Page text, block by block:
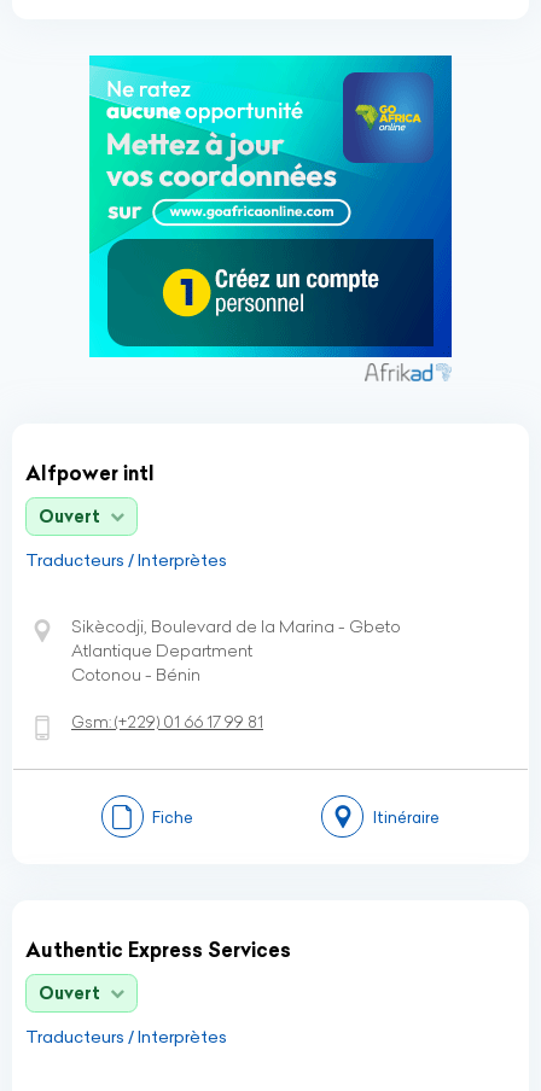
Alfpower intl
Ouvert
Traducteurs / Interprètes
Sikècodji, Boulevard de la Marina - Gbeto
Atlantique Department
Cotonou - Bénin
Gsm:(+229) 01 66 17 99 81
Fiche Itinéraire
Authentic Express Services
Ouvert
Traducteurs / Interprètes